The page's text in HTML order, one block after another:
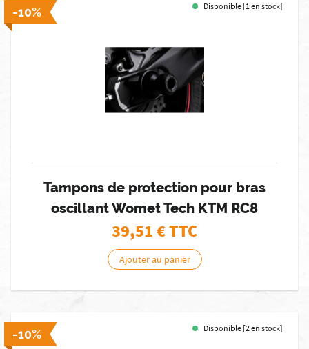
-10% Disponible [1 en stock]
Tampons de protection pour bras
oscillant Womet Tech KTM RC8
39,51€ TTC
Ajouter au panier
-10% Disponible [2 en stock]